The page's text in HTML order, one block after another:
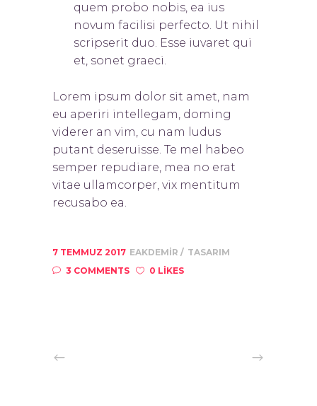
quem probo nobis, ea ius
novum facilisi perfecto. Ut nihil
scripserit duo. Esse iuvaret qui
et, sonet graeci.
Lorem ipsum dolor sit amet, nam
eu aperiri intellegam, doming
viderer an vim, cu nam ludus
putant deseruisse. Te mel habeo
semper repudiare, mea no erat
vitae ullamcorper, vix mentitum
recusabo ea.
7 TEMMUZ 2017 EAKDEMIR
TASARIM
3 COMMENTS
0 LIKES